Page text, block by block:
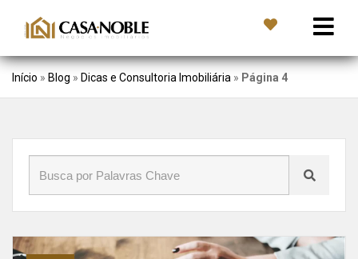
Início » Blog » Dicas e Consultoria Imobiliária » Página 4